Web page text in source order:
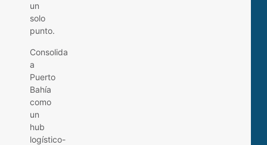
un
solo
punto.
Consolida
a
Puerto
Bahía
como
un
hub
logístico-